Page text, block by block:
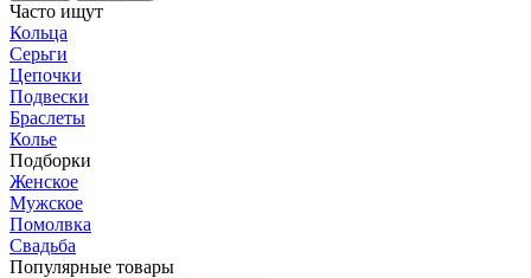
Часто ищут
Кольца
Серьги
Цепочки
Подвески
Браслеты
Колье
Подборки
Женское
Мужское
Помолвка
Свадьба
Популярные товары